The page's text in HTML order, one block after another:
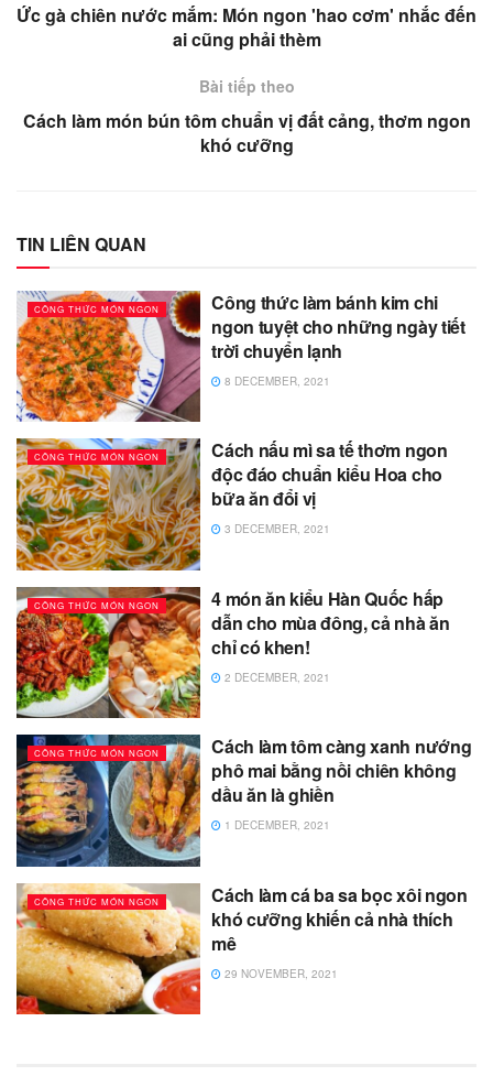
Ức gà chiên nước mắm: Món ngon 'hao cơm' nhắc đến
ai cũng phải thèm
Bài tiếp theo
Cách làm món bún tôm chuẩn vị đất cảng, thơm ngon
khó cưỡng
TIN LIÊN QUAN
CÔNG THỨC MÓN NGON
Công thức làm bánh kim chi
ngon tuyệt cho những ngày tiết
trời chuyển lạnh
8 DECEMBER, 2021
CÔNG THỨC MÓN NGON
Cách nấu mì sa tế thơm ngon
độc đáo chuẩn kiểu Hoa cho
bữa ăn đổi vị
3 DECEMBER, 2021
CÔNG THỨC MÓN NGON
4 món ăn kiểu Hàn Quốc hấp
dẫn cho mùa đông, cả nhà ăn
chỉ có khen!
2 DECEMBER, 2021
CÔNG THỨC MÓN NGON
Cách làm tôm càng xanh nướng
phô mai bằng nồi chiên không
dầu ăn là ghiền
1 DECEMBER, 2021
CÔNG THỨC MÓN NGON
Cách làm cá ba sa bọc xôi ngon
khó cưỡng khiến cả nhà thích
mê
29 NOVEMBER, 2021